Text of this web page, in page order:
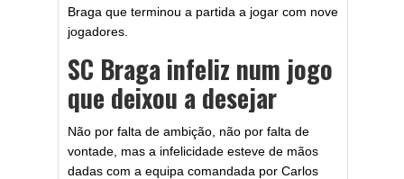
Braga que terminou a partida a jogar com nove
jogadores.
SC Braga infeliz num jogo
que deixou a desejar
Não por falta de ambição, não por falta de
vontade, mas a infelicidade esteve de mãos
dadas com a equipa comandada por Carlos